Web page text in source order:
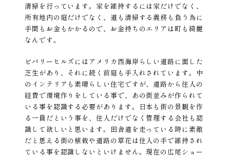
清掃を行っています。家を維持するには家だけでなく、
所有地内の庭だけでなく、道も清掃する義務も負う為に
手間もお金もかかるので、お金持ちのエリアは町も綺麗
なんです。
ビバリーヒルズにはアメリカ西海岸らしい道路に面した
芝生があり、それに続く前庭も手入れされています。中
のインテリアも素晴らしい住宅ですが、道路から住人の
経費で環境作りをしている事で、あの街並みが作られて
いる事を認識する必要があります。日本も街の景観を作
る一員だという事を、住人だけでなく管理する会社も認
識して欲しいと思います。田舎道を走っている時に素敵
だと思える街の植栽や道路の草花は住人の手で維持され
ている事を認識しないといけません。現在の広尾ショー